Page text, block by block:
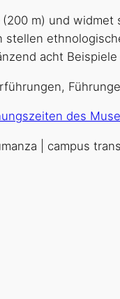
m) und
acht
des
| campus